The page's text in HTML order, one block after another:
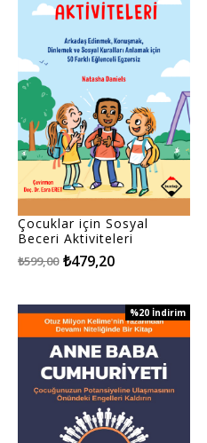
Çocuklar için Sosyal
Beceri Aktiviteleri
₺479,20
₺599,00
%20 İndirim
%20İndirim